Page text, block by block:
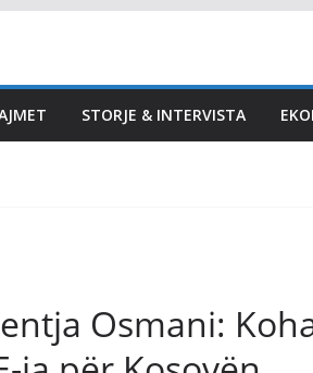
STORJE & INTERVISTA
Osmani: